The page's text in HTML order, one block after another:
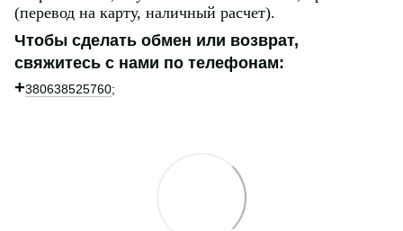
(перевод на карту, наличный расчет).
Чтобы сделать обмен или возврат,
свяжитесь с нами по телефонам:
+380638525760;